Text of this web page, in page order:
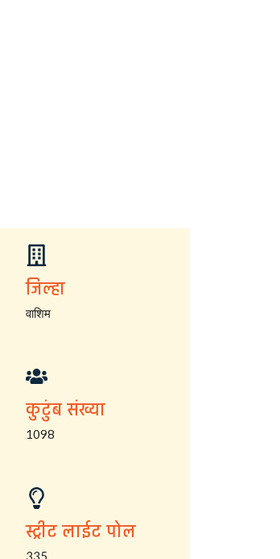
जिल्हा
वाशिम
कुटुंब संख्या
1098
स्ट्रीट लाईट पोल
335